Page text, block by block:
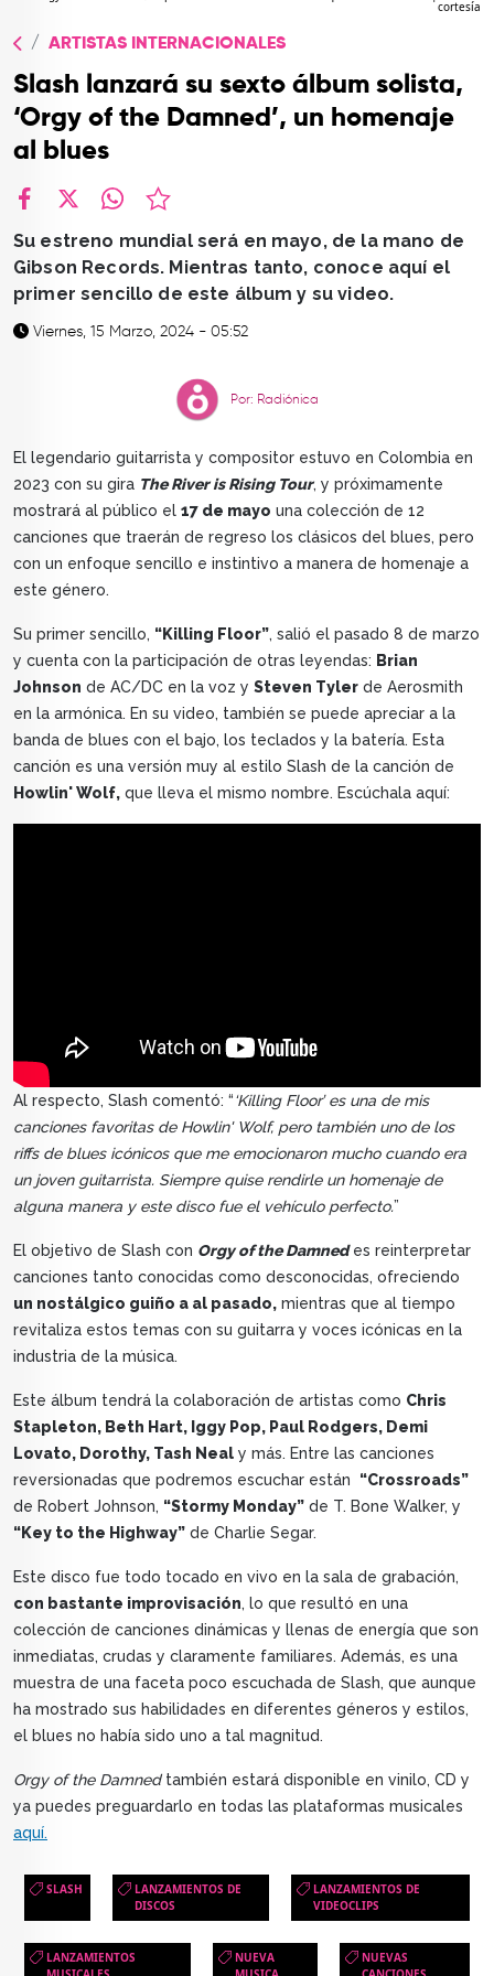
cortesía
ARTISTAS INTERNACIONALES
Slash lanzará su sexto álbum solista,
‘Orgy of the Damned’, un homenaje
al blues
Su estreno mundial será en mayo, de la mano de
Gibson Records. Mientras tanto, conoce aquí el
primer sencillo de este álbum y su video.
Viernes, 15 Marzo, 2024 - 05:52
Por: Radiónica
El legendario guitarrista y compositor estuvo en Colombia en
2023 con su gira The River is Rising Tour, y próximamente
mostrará al público el 17 de mayo una colección de 12
canciones que traerán de regreso los clásicos del blues, pero
con un enfoque sencillo e instintivo a manera de homenaje a
este género.
Su primer sencillo, “Killing Floor”, salió el pasado 8 de marzo
y cuenta con la participación de otras leyendas: Brian
Johnson de AC/DC en la voz y Steven Tyler de Aerosmith
en la armónica. En su video, también se puede apreciar a la
banda de blues con el bajo, los teclados y la batería. Esta
canción es una versión muy al estilo Slash de la canción de
Howlin' Wolf, que lleva el mismo nombre. Escúchala aquí:
Al respecto, Slash comentó: “‘Killing Floor’ es una de mis
canciones favoritas de Howlin' Wolf, pero también uno de los
riffs de blues icónicos que me emocionaron mucho cuando era
un joven guitarrista. Siempre quise rendirle un homenaje de
alguna manera y este disco fue el vehículo perfecto.”
El objetivo de Slash con Orgy of the Damnedes reinterpretar
canciones tanto conocidas como desconocidas, ofreciendo
un nostálgico guiño a al pasado, mientras que al tiempo
revitaliza estos temas con su guitarra y voces icónicas en la
industria de la música.
Este álbum tendrá la colaboración de artistas como Chris
Stapleton, Beth Hart, Iggy Pop, Paul Rodgers, Demi
Lovato, Dorothy, Tash Neal y más. Entre las canciones
reversionadas que podremos escuchar están “Crossroads”
de Robert Johnson, “Stormy Monday” de T. Bone Walker, y
“Key to the Highway” de Charlie Segar.
Este disco fue todo tocado en vivo en la sala de grabación,
con bastante improvisación, lo que resultó en una
colección de canciones dinámicas y llenas de energía que son
inmediatas, crudas y claramente familiares. Además, es una
muestra de una faceta poco escuchada de Slash, que aunque
ha mostrado sus habilidades en diferentes géneros y estilos,
el blues no había sido uno a tal magnitud.
Orgy of the Damnedtambién estará disponible en vinilo, CD y
ya puedes preguardarlo en todas las plataformas musicales
aquí.
SLASH
LANZAMIENTOS DE
DISCOS
LANZAMIENTOS DE
VIDEOCLIPS
LANZAMIENTOS
NUEVA
NUEVAS